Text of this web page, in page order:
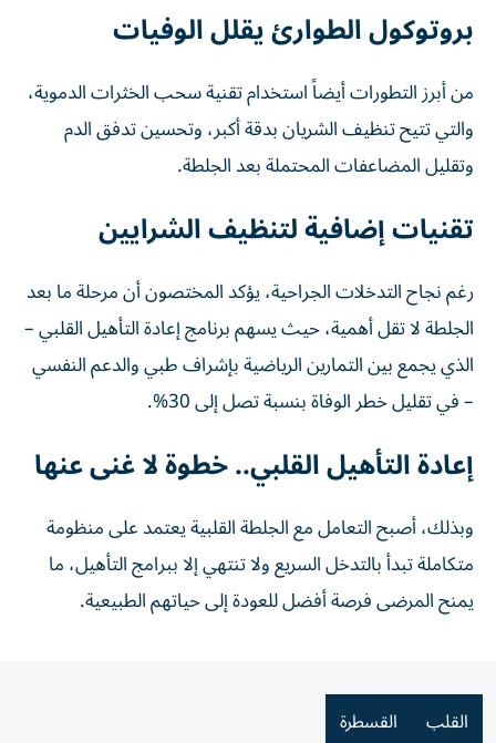
بروتوكول الطوارئ يقلل الوفيات
من أبرز التطورات أيضاً استخدام تقنية سحب الخثرات الدموية،
والتي تتيح تنظيف الشريان بدقة أكبر، وتحسين تدفق الدم
وتقليل المضاعفات المحتملة بعد الجلطة.
تقنيات إضافية لتنظيف الشرايين
رغم نجاح التدخلات الجراحية، يؤكد المختصون أن مرحلة ما بعد
الجلطة لا تقل أهمية، حيث يسهم برنامج إعادة التأهيل القلبي –
الذي يجمع بين التمارين الرياضية بإشراف طبي والدعم النفسي
– في تقليل خطر الوفاة بنسبة تصل إلى 30%.
إعادة التأهيل القلبي.. خطوة لا غنى عنها
وبذلك، أصبح التعامل مع الجلطة القلبية يعتمد على منظومة
متكاملة تبدأ بالتدخل السريع ولا تنتهي إلا ببرامج التأهيل، ما
يمنح المرضى فرصة أفضل للعودة إلى حياتهم الطبيعية.
القلب القسطرة